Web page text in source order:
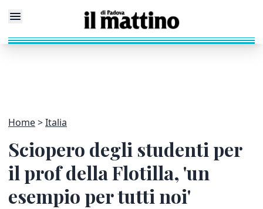
Home Italia
Sciopero degli studenti per
il prof della Flotilla, 'un
esempio per tutti noi'